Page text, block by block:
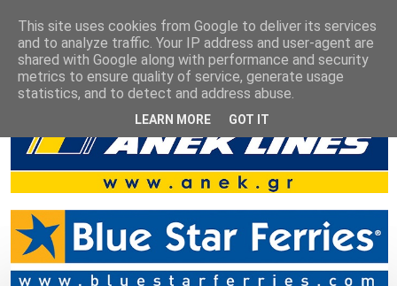
This site uses cookies from Google to deliver its services
and to analyze traffic. Your IP address and user-agent are
shared with Google along with performance and security
metrics to ensure quality of service, generate usage
statistics, and to detect and address abuse.
LEARN MORE GOT IT